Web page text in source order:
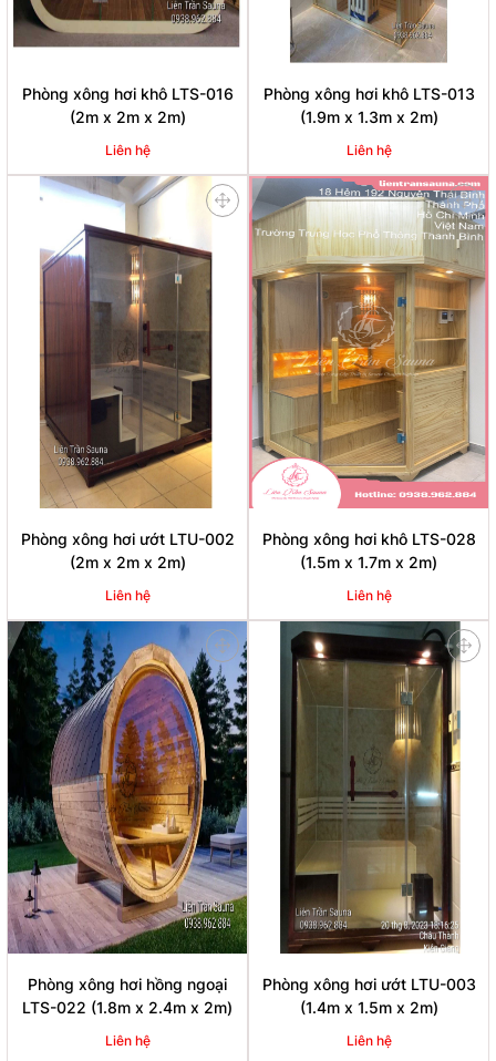
Phòng xông hơi khô LTS-016
(2m x 2m x 2m)
Liên hệ
Phòng xông hơi khô LTS-013
(1.9m x 1.3m x 2m)
Liên hệ
Phòng xông hơi ướt LTU-002
(2m x 2m x 2m)
Liên hệ
Phòng xông hơi khô LTS-028
(1.5m x 1.7m x 2m)
Liên hệ
Phòng xông hơi hồng ngoại
LTS-022 (1.8m x 2.4m x 2m)
Liên hệ
Phòng xông hơi ướt LTU-003
(1.4m x 1.5m x 2m)
Liên hệ